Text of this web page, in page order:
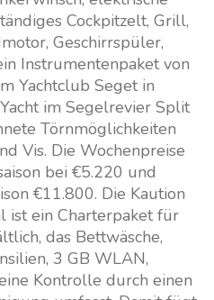
Cockpitzelt, Grill,
Geschirrspüler,
Instrumentenpaket von
Yachtclub Seget in
im Segelrevier Split
Törnmöglichkeiten
Vis. Die Wochenpreise
bei €5.220 und
€11.800. Die Kaution
ist ein Charterpaket für
das Bettwäsche,
3 GB WLAN,
Kontrolle durch einen